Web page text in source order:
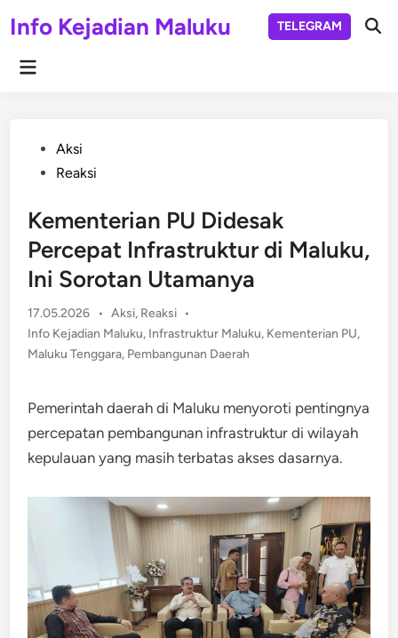
toInfo Kejadian Maluku TELEGRAM
Main
PostedAksi
Reaksi
Kementerian PU Didesak
Percepat Infrastruktur di Maluku,
Ini Sorotan Utamanya
17.05.2026 • Posted
in
Aksi, Reaksi •
Info Kejadian Maluku, Infrastruktur Maluku, Kementerian PU,
Maluku Tenggara, Pembangunan Daerah
Pemerintah daerah di Maluku menyoroti pentingnya
percepatan pembangunan infrastruktur di wilayah
kepulauan yang masih terbatas akses dasarnya.